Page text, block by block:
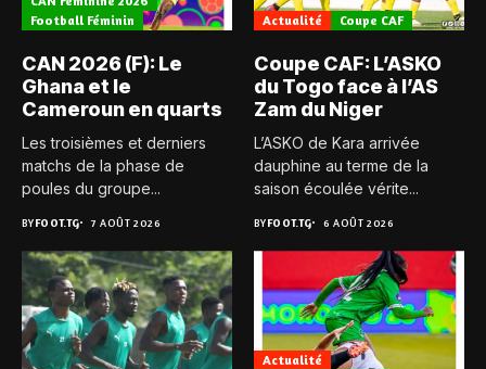
Football Féminin
CAN 2026 (F): Le
Ghana et le
Cameroun en quarts
Les troisièmes et derniers
matchs de la phase de
poules du groupe...
BYFOOT.TG 7 AOÛT 2026
Actualité Coupe CAF
Coupe CAF: L’ASKO
du Togo face à l’AS
Zam du Niger
L’ASKO de Kara arrivée
dauphine au terme de la
saison écoulée vérite...
BYFOOT.TG 6 AOÛT 2026
Actualité